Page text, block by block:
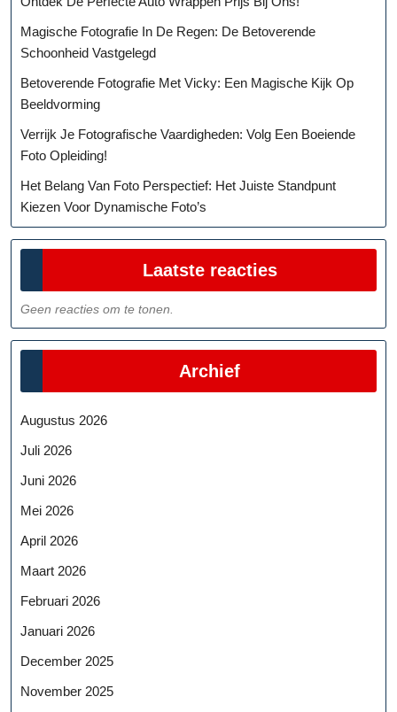
Magische Fotografie In De Regen: De Betoverende
Schoonheid Vastgelegd
Betoverende Fotografie Met Vicky: Een Magische Kijk Op
Beeldvorming
Verrijk Je Fotografische Vaardigheden: Volg Een Boeiende
Foto Opleiding!
Het Belang Van Foto Perspectief: Het Juiste Standpunt
Kiezen Voor Dynamische Foto’s
Laatste reacties
Geen reacties om te tonen.
Archief
Augustus 2026
Juli 2026
Juni 2026
Mei 2026
April 2026
Maart 2026
Februari 2026
Januari 2026
December 2025
November 2025